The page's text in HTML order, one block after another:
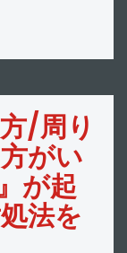
/周り
がい
が起
法を